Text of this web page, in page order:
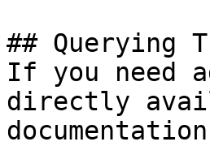
## Querying
If you need
directly